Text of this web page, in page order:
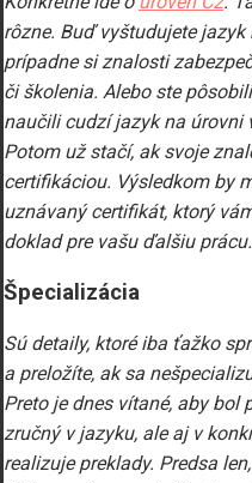
rôzne. Buď vyštudujete jazyk
prípadne si znalosti
či školenia. Alebo ste
naučili cudzí jazyk na úrovni
Potom už stačí, ak svoje
certifikáciou. Výsledkom by
uznávaný certifikát, ktorý
doklad pre vašu ďalšiu prácu.
Špecializácia
Sú detaily, ktoré iba ťažko
a preložíte, ak sa
Preto je dnes vítané, aby bol
zručný v jazyku, ale aj v
realizuje preklady. Predsa